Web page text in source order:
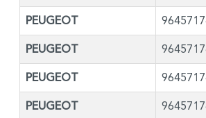
PEUGEOT
PEUGEOT
PEUGEOT
PEUGEOT